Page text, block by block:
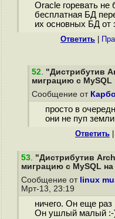
Oracle горевать не
бесплатная БД
их основных БД от
Ответить
52. "Дистрибутив
миграцию с MySQL
Сообщение от
просто в
они не пуп
Ответить
53. "Дистрибутив
миграцию с MySQL на
Сообщение от linux
Мрт-13, 23:19
ничего. Он еще раз
Он ушлый малый :-